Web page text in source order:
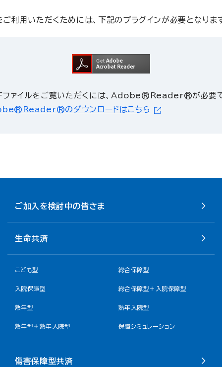
ご利用いただくためには、下記のプラグインが必要となりま
ァイルをご覧いただくには、Adobe®Reader®が必要
のダウンロードはこちら
ご加入を検討中の皆さま
生命共済
こども型 総合保障型
入院保障型 総合保障型＋入院保障型
熟年型 熟年入院型
熟年型＋熟年入院型 保障シミュレーション
傷害保障型共済